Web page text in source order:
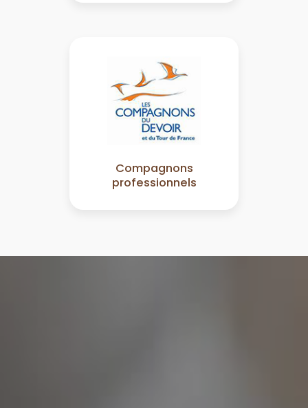
Compagnons
professionnels